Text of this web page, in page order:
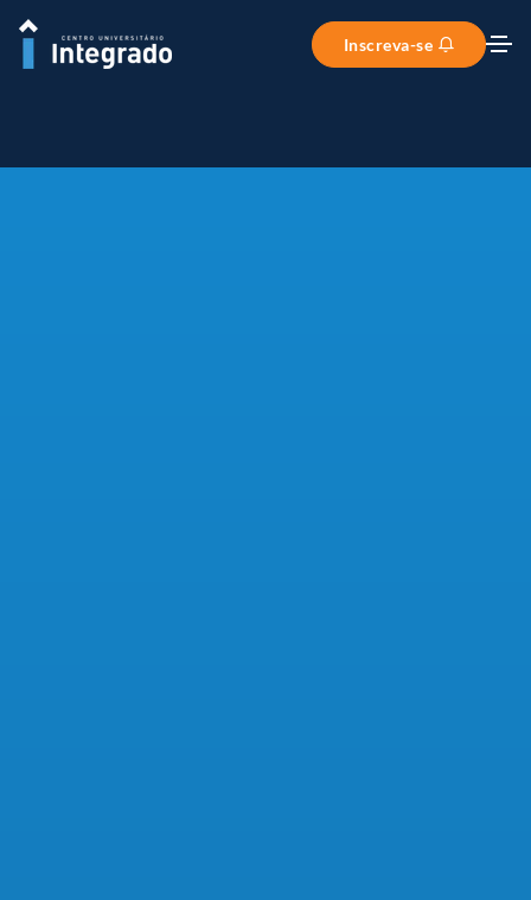
Inscreva-se